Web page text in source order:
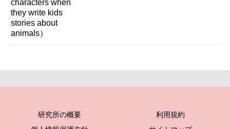
研究所の概要
利用規約